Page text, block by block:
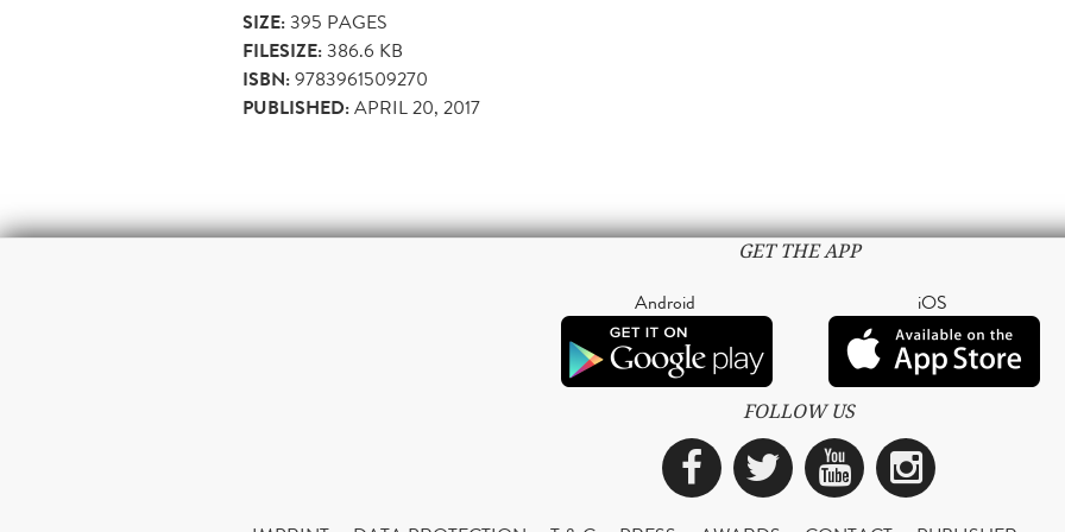
SIZE:395 PAGES
FILESIZE:386.6 KB
ISBN:9783961509270
PUBLISHED:APRIL 20, 2017
GET THE APP
Android iOS
FOLLOW US
Facebook
TwitterYouTube